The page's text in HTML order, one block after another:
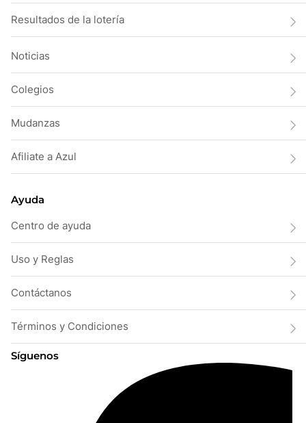
Resultados de la lotería
Noticias
Colegios
Mudanzas
Afiliate a Azul
Ayuda
Centro de ayuda
Uso y Reglas
Contáctanos
Términos y Condiciones
Síguenos